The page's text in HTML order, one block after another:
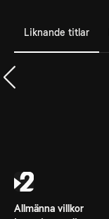
Liknande titlar
Allmänna villkor